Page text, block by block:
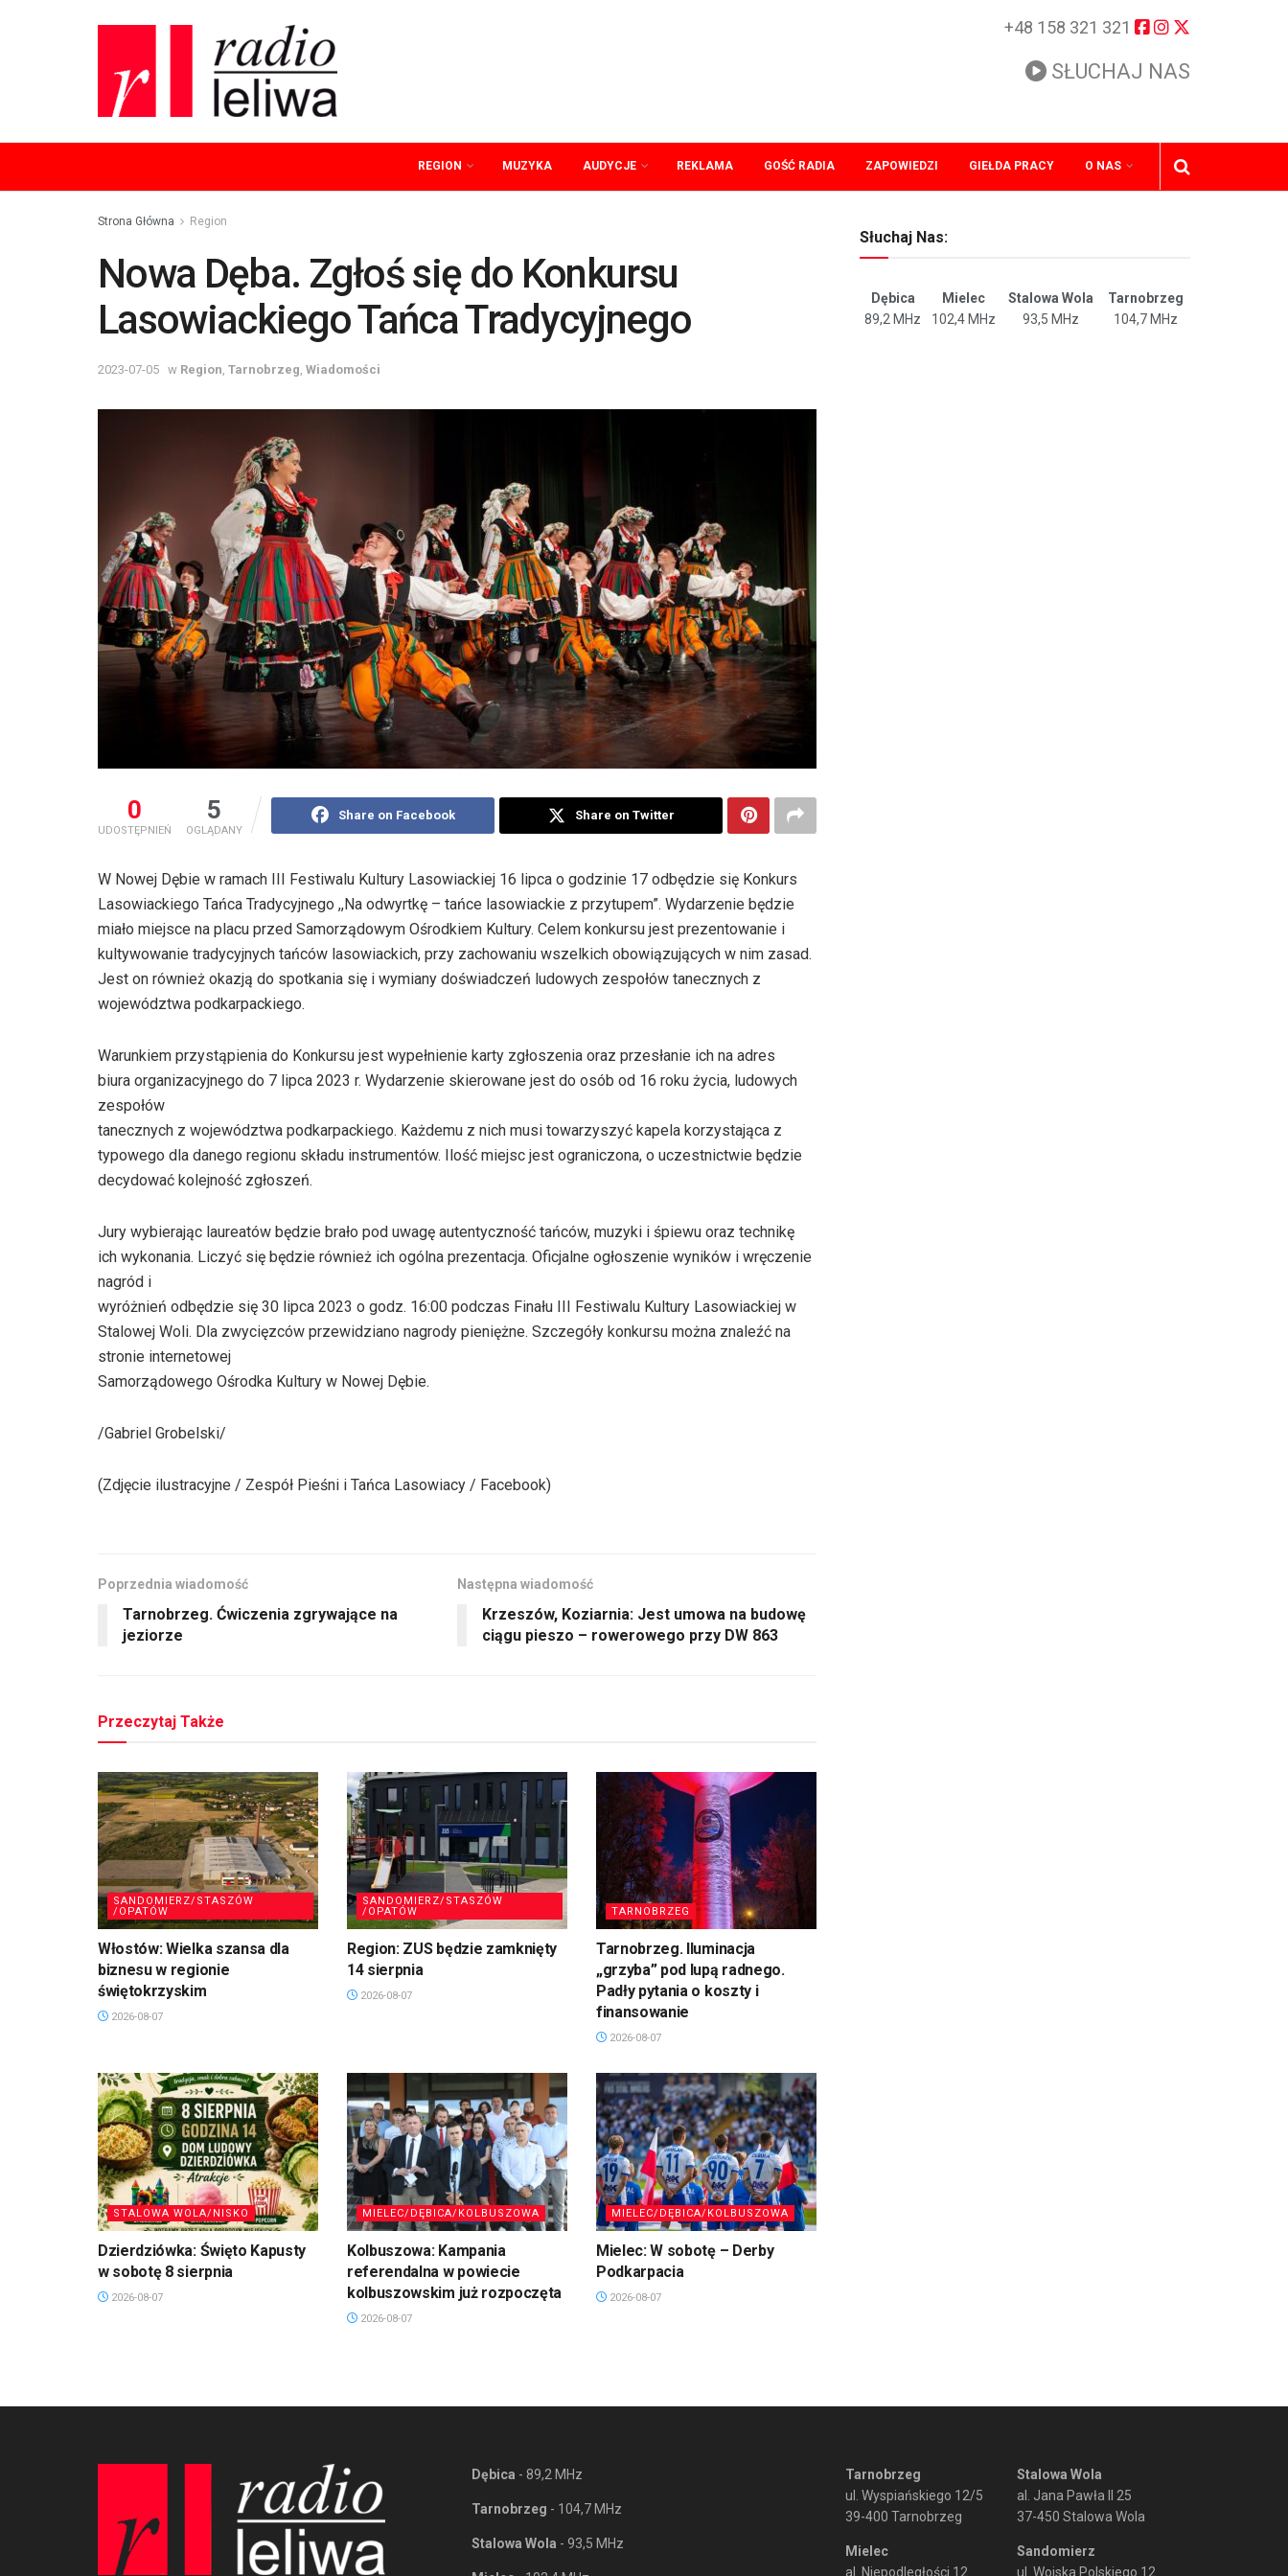
+48 158 321 321
SŁUCHAJ NAS
REGION MUZYKA AUDYCJE REKLAMA GOŚĆ RADIA ZAPOWIEDZI GIEŁDA PRACY O NAS
Strona Główna Region
Nowa Dęba. Zgłoś się do Konkursu
Lasowiackiego Tańca Tradycyjnego
2023-07-05 w Region Tarnobrzeg Wiadomości
0
UDOSTĘPNIEŃ
5
OGLĄDANY
Share on Facebook Share on Twitter
W Nowej Dębie w ramach III Festiwalu Kultury Lasowiackiej 16 lipca o godzinie 17 odbędzie się Konkurs
Lasowiackiego Tańca Tradycyjnego ,,Na odwyrtkę – tańce lasowiackie z przytupem”. Wydarzenie będzie
miało miejsce na placu przed Samorządowym Ośrodkiem Kultury. Celem konkursu jest prezentowanie i
kultywowanie tradycyjnych tańców lasowiackich, przy zachowaniu wszelkich obowiązujących w nim zasad.
Jest on również okazją do spotkania się i wymiany doświadczeń ludowych zespołów tanecznych z
województwa podkarpackiego.
Warunkiem przystąpienia do Konkursu jest wypełnienie karty zgłoszenia oraz przesłanie ich na adres
biura organizacyjnego do 7 lipca 2023 r. Wydarzenie skierowane jest do osób od 16 roku życia, ludowych
zespołów
tanecznych z województwa podkarpackiego. Każdemu z nich musi towarzyszyć kapela korzystająca z
typowego dla danego regionu składu instrumentów. Ilość miejsc jest ograniczona, o uczestnictwie będzie
decydować kolejność zgłoszeń.
Jury wybierając laureatów będzie brało pod uwagę autentyczność tańców, muzyki i śpiewu oraz technikę
ich wykonania. Liczyć się będzie również ich ogólna prezentacja. Oficjalne ogłoszenie wyników i wręczenie
nagród i
wyróżnień odbędzie się 30 lipca 2023 o godz. 16:00 podczas Finału III Festiwalu Kultury Lasowiackiej w
Stalowej Woli. Dla zwycięzców przewidziano nagrody pieniężne. Szczegóły konkursu można znaleźć na
stronie internetowej
Samorządowego Ośrodka Kultury w Nowej Dębie.
/Gabriel Grobelski/
(Zdjęcie ilustracyjne / Zespół Pieśni i Tańca Lasowiacy / Facebook)
Poprzednia wiadomość
Tarnobrzeg. Ćwiczenia zgrywające na
jeziorze
Następna wiadomość
Krzeszów, Koziarnia: Jest umowa na budowę
ciągu pieszo – rowerowego przy DW 863
Przeczytaj Także
SANDOMIERZ/STASZÓW
/OPATÓW
Włostów: Wielka szansa dla
biznesu w regionie
świętokrzyskim
2026-08-07
SANDOMIERZ/STASZÓW
/OPATÓW
Region: ZUS będzie zamknięty
14 sierpnia
2026-08-07
TARNOBRZEG
Tarnobrzeg. Iluminacja
„grzyba” pod lupą radnego.
Padły pytania o koszty i
finansowanie
2026-08-07
STALOWA WOLA/NISKO
Dzierdziówka: Święto Kapusty
w sobotę 8 sierpnia
2026-08-07
MIELEC/DĘBICA/KOLBUSZOWA
Kolbuszowa: Kampania
referendalna w powiecie
kolbuszowskim już rozpoczęta
2026-08-07
MIELEC/DĘBICA/KOLBUSZOWA
Mielec: W sobotę – Derby
Podkarpacia
2026-08-07
Słuchaj Nas:
Dębica Mielec Stalowa Wola
Tarnobrzeg
89,2 MHz
102,4 MHz 93,5 MHz 104,7 MHz
Dębica - 89,2 MHz
Tarnobrzeg - 104,7 MHz
Stalowa Wola - 93,5 MHz
Tarnobrzeg
ul. Wyspiańskiego 12/5
39-400 Tarnobrzeg
Mielec
al. Niepodległości 12
Stalowa Wola
al. Jana Pawła II 25
37-450 Stalowa Wola
Sandomierz
ul. Wojska Polskiego 12